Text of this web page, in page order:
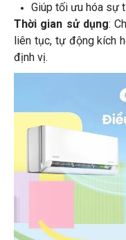
Giúp tối ưu hóa sự
Thời gian sử dụng:
liên tục, tự động kích
định vị.